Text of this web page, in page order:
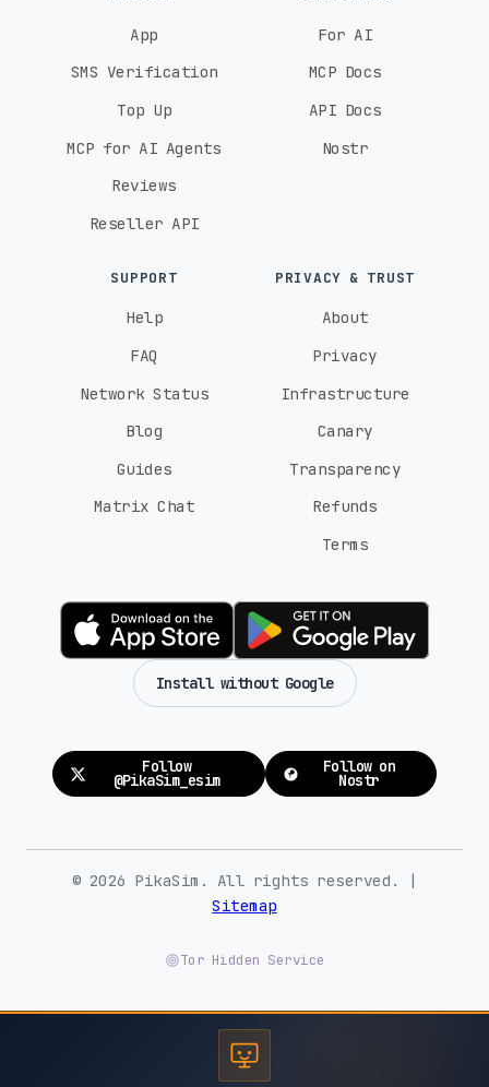
App
SMS Verification
Top Up
MCP for AI Agents
Reviews
Reseller API
For AI
MCP Docs
API Docs
Nostr
SUPPORT
Help
FAQ
Network Status
Blog
Guides
Matrix Chat
PRIVACY & TRUST
About
Privacy
Infrastructure
Canary
Transparency
Refunds
Terms
Install without Google
Follow
@PikaSim_esim
Follow on
Nostr
© 2026 PikaSim. All rights reserved. |
Sitemap
Tor Hidden Service